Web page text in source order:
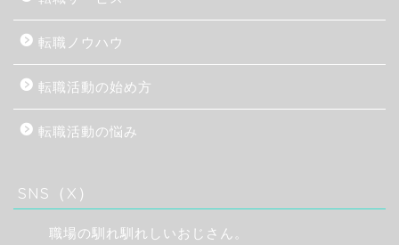
転職ノウハウ
転職活動の始め方
転職活動の悩み
SNS（X）
職場の馴れ馴れしいおじさん。